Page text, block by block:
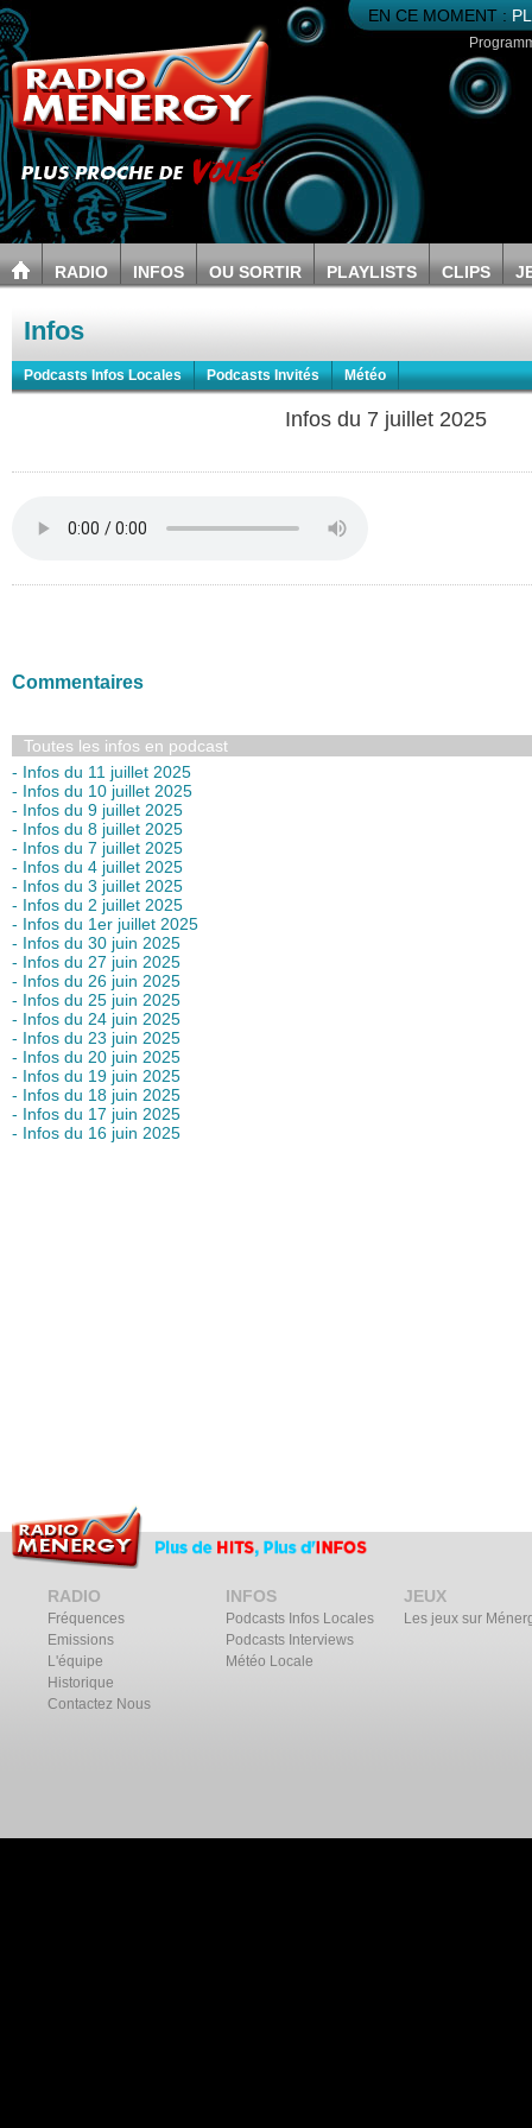
EN CE MOMENT :
RADIO INFOS OU SORTIR PLAYLISTS CLIPS
Infos
Podcasts Infos Locales Podcasts Invités Météo
Infos du 7 juillet 2025
Commentaires
Toutes les infos en podcast
- Infos du 11 juillet 2025
- Infos du 10 juillet 2025
- Infos du 9 juillet 2025
- Infos du 8 juillet 2025
- Infos du 7 juillet 2025
- Infos du 4 juillet 2025
- Infos du 3 juillet 2025
- Infos du 2 juillet 2025
- Infos du 1er juillet 2025
- Infos du 30 juin 2025
- Infos du 27 juin 2025
- Infos du 26 juin 2025
- Infos du 25 juin 2025
- Infos du 24 juin 2025
- Infos du 23 juin 2025
- Infos du 20 juin 2025
- Infos du 19 juin 2025
- Infos du 18 juin 2025
- Infos du 17 juin 2025
- Infos du 16 juin 2025
RADIO
Fréquences
Emissions
L'équipe
Historique
Contactez Nous
INFOS
Podcasts Infos Locales
Podcasts Interviews
Météo Locale
JEUX
Les jeux sur